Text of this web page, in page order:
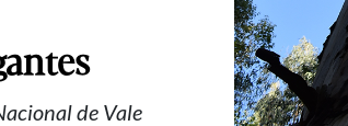
de Vale